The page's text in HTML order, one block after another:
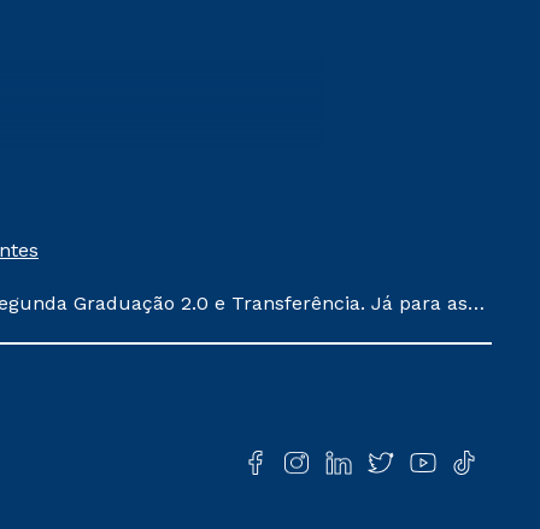
Graduação 2.0 e Transferência. Já para as